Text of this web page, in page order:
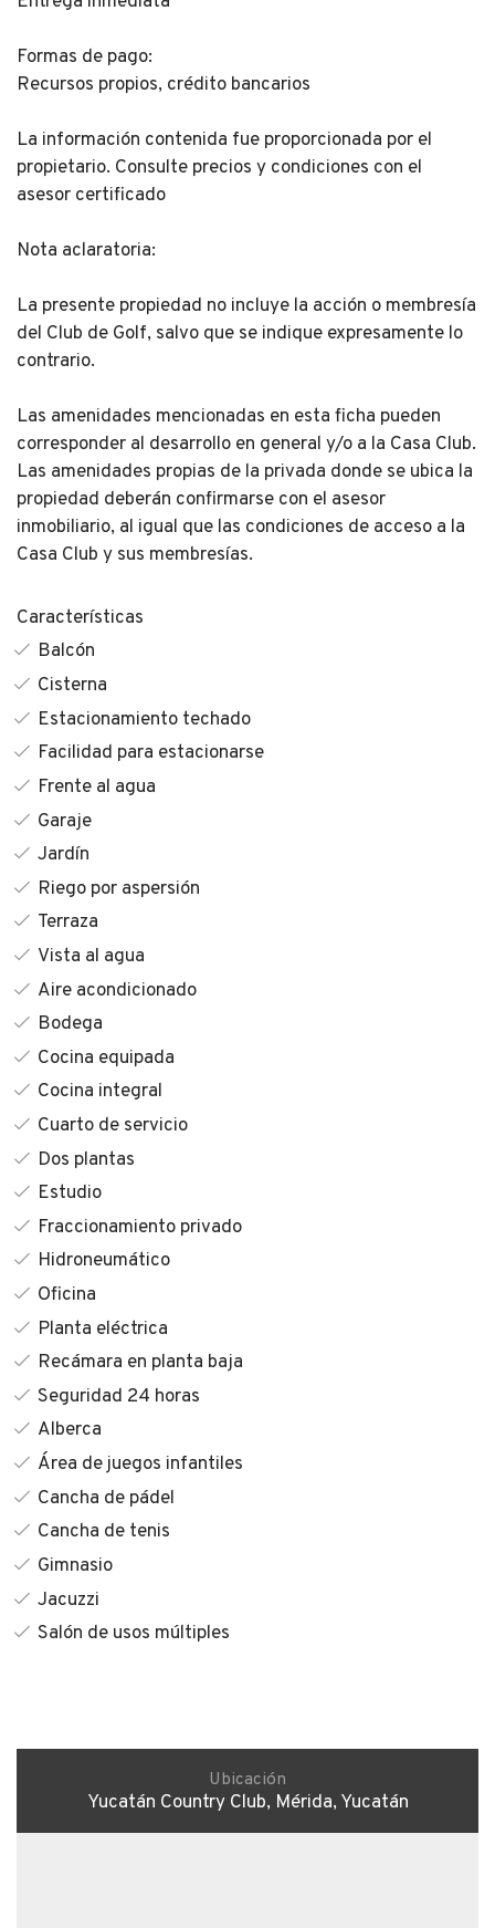
Formas de pago:
Recursos propios, crédito bancarios
La información contenida fue proporcionada por el
propietario. Consulte precios y condiciones con el
asesor certificado
Nota aclaratoria:
La presente propiedad no incluye la acción o membresía
del Club de Golf, salvo que se indique expresamente lo
contrario.
Las amenidades mencionadas en esta ficha pueden
corresponder al desarrollo en general y/o a la Casa Club.
Las amenidades propias de la privada donde se ubica la
propiedad deberán confirmarse con el asesor
inmobiliario, al igual que las condiciones de acceso a la
Casa Club y sus membresías.
Características
Balcón
Cisterna
Estacionamiento techado
Facilidad para estacionarse
Frente al agua
Garaje
Jardín
Riego por aspersión
Terraza
Vista al agua
Aire acondicionado
Bodega
Cocina equipada
Cocina integral
Cuarto de servicio
Dos plantas
Estudio
Fraccionamiento privado
Hidroneumático
Oficina
Planta eléctrica
Recámara en planta baja
Seguridad 24 horas
Alberca
Área de juegos infantiles
Cancha de pádel
Cancha de tenis
Gimnasio
Jacuzzi
Salón de usos múltiples
Ubicación
Yucatán Country Club, Mérida, Yucatán